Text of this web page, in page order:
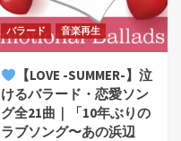
バラード 音楽再生
【LOVE -SUMMER-】泣
けるバラード・恋愛ソン
グ全21曲｜「10年ぶりの
ラブソング〜あの浜辺